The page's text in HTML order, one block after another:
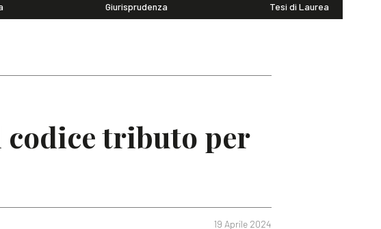
Giurisprudenza Tesi di Laurea
tributo per
19 Aprile 2024